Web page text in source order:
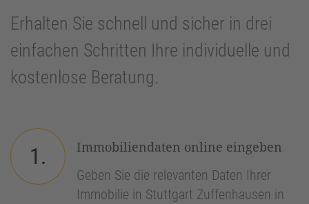
Erhalten Sie schnell und sicher in drei
einfachen Schritten Ihre individuelle und
kostenlose Beratung.
1.
Immobiliendaten online eingeben
Geben Sie die relevanten Daten Ihrer
Immobilie in Stuttgart Zuffenhausen in